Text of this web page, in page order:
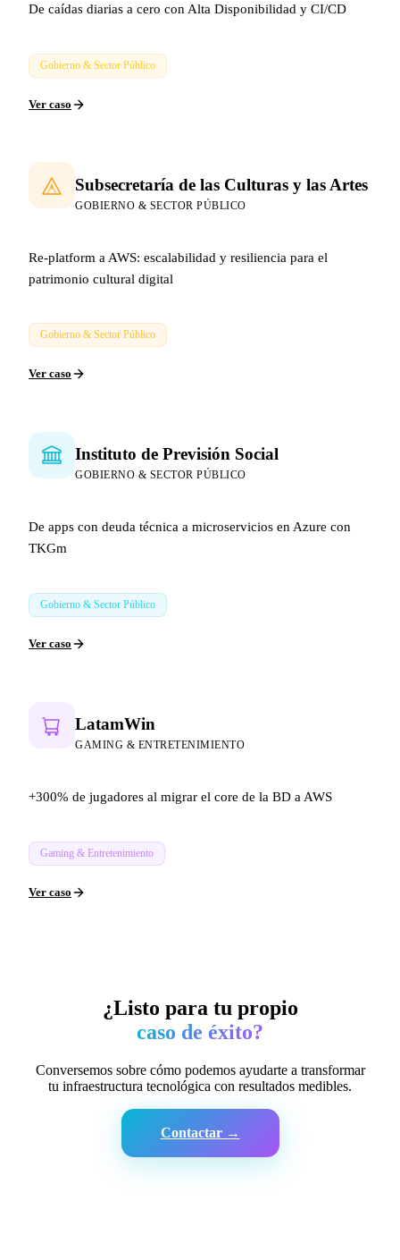
De caídas diarias a cero con Alta Disponibilidad y CI/CD
Gobierno & Sector Público
Ver caso
Subsecretaría de las Culturas y las Artes
GOBIERNO & SECTOR PÚBLICO
Re-platform a AWS: escalabilidad y resiliencia para el
patrimonio cultural digital
Gobierno & Sector Público
Ver caso
Instituto de Previsión Social
GOBIERNO & SECTOR PÚBLICO
De apps con deuda técnica a microservicios en Azure con
TKGm
Gobierno & Sector Público
Ver caso
LatamWin
GAMING & ENTRETENIMIENTO
+300% de jugadores al migrar el core de la BD a AWS
Gaming & Entretenimiento
Ver caso
¿Listo para tu propio
caso de éxito?
Conversemos sobre cómo podemos ayudarte a transformar
tu infraestructura tecnológica con resultados medibles.
Contactar →